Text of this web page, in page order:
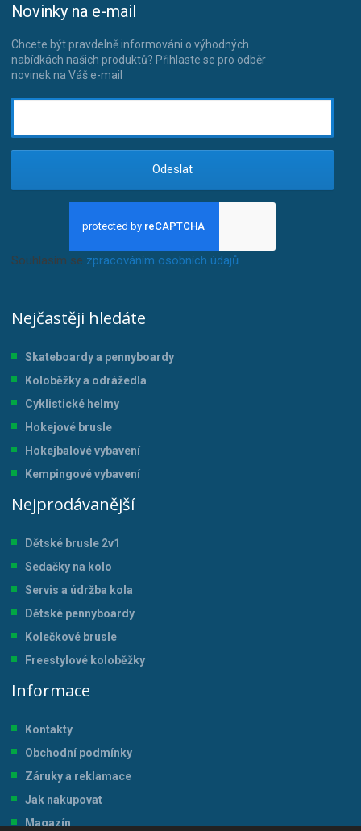
Novinky na e-mail
Chcete být pravdelně informováni o výhodných
nabídkách našich produktů? Přihlaste se pro odběr
novinek na Váš e-mail
Odeslat
Souhlasím se zpracováním osobních údajů
Nejčastěji hledáte
Skateboardy a pennyboardy
Koloběžky a odrážedla
Cyklistické helmy
Hokejové brusle
Hokejbalové vybavení
Kempingové vybavení
Nejprodávanější
Dětské brusle 2v1
Sedačky na kolo
Servis a údržba kola
Dětské pennyboardy
Kolečkové brusle
Freestylové koloběžky
Informace
Kontakty
Obchodní podmínky
Záruky a reklamace
Jak nakupovat
Magazín